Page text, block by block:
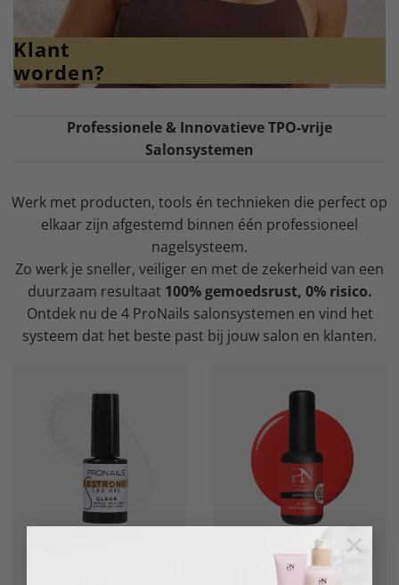
×
Klant
worden?
Professionele & Innovatieve TPO-vrije
Salonsystemen
Werk met producten, tools én technieken die perfect op
elkaar zijn afgestemd binnen één professioneel
nagelsysteem.
Zo werk je sneller, veiliger en met de zekerheid van een
duurzaam resultaat 100% gemoedsrust, 0% risico.
Ontdek nu de 4 ProNails salonsystemen en vind het
systeem dat het beste past bij jouw salon en klanten.